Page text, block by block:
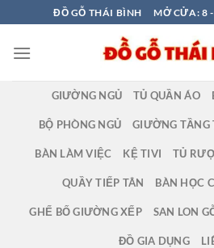
qua
nội
ĐỒ GỖ THÁI BÌNH MỞ CỬA: 8
GIƯỜNG NGỦ TỦ QUẦN ÁO
BỘ PHÒNG NGỦ GIƯỜNG TẦNG
BÀN LÀM VIỆC KỆ TIVI TỦ
QUẦY TIẾP TÂN BÀN HỌC
GHẾ BỐ GIƯỜNG XẾP SAN LON
ĐỒ GIA DỤNG